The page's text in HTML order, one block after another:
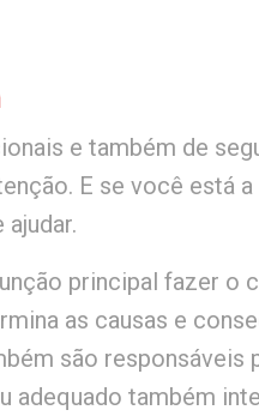
e também de
E se você está
ajudar.
principal fazer o
as causas e
são
adequado também